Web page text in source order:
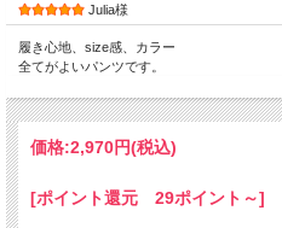
Julia様
履き心地、size感、カラー
全てがよいパンツです。
価格:2,970円(税込)
[ポイント還元 29ポイント～]